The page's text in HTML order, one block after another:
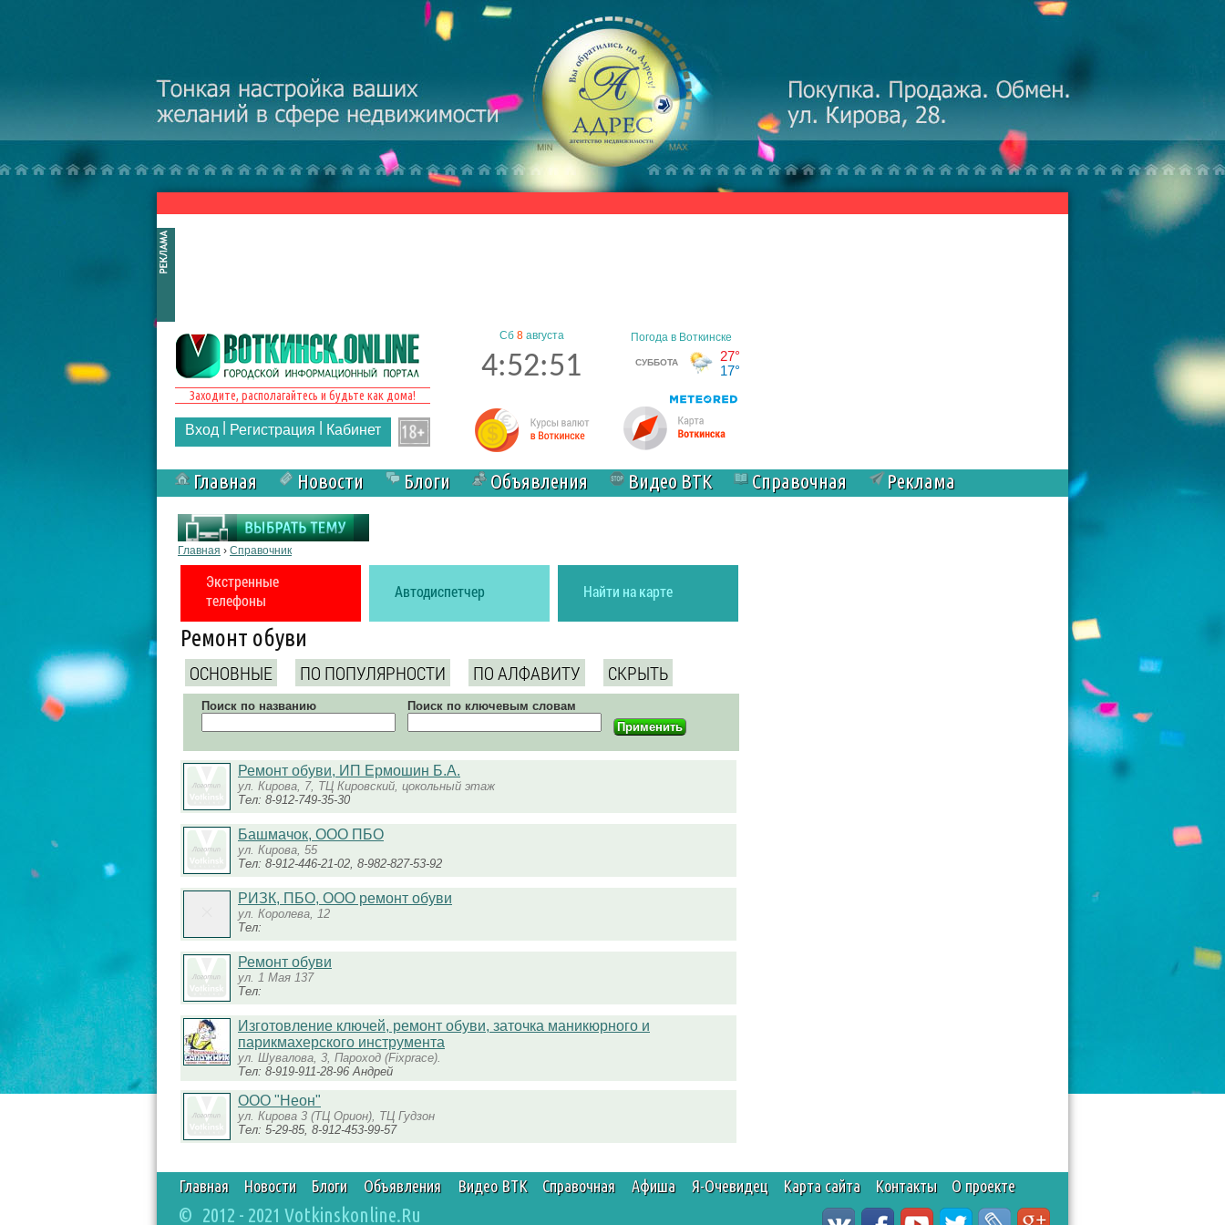
Заходите, располагайтесь и будьте как дома!
Вход Регистрация Кабинет
Сб 8августа
4:52:51
Главная Новости Блоги Объявления Видео ВТК Справочная Реклама
Вы здесь
Главная › Справочник
Экстренные
телефоны
Автодиспетчер Найти на карте
Ремонт обуви
ОСНОВНЫЕ ПО ПОПУЛЯРНОСТИ ПО АЛФАВИТУ СКРЫТЬ
Поиск по названию Поиск по ключевым словам
Ремонт обуви, ИП Ермошин Б.А.
ул. Кирова, 7, ТЦ Кировский, цокольный этаж
Тел: 8-912-749-35-30
Башмачок, ООО ПБО
ул. Кирова, 55
Тел: 8-912-446-21-02, 8-982-827-53-92
РИЗК, ПБО, ООО ремонт обуви
ул. Королева, 12
Тел:
Ремонт обуви
ул. 1 Мая 137
Тел:
Изготовление ключей, ремонт обуви, заточка маникюрного и
парикмахерского инструмента
ул. Шувалова, 3, Пароход (Fixprace).
Тел: 8-919-911-28-96 Андрей
ООО "Неон"
ул. Кирова 3 (ТЦ Орион), ТЦ Гудзон
Тел: 5-29-85, 8-912-453-99-57
Главная Новости Блоги Объявления Видео ВТК Справочная Афиша Я-Очевидец Карта сайта Контакты О проекте
© 2012 - 2021 Votkinskonline.Ru